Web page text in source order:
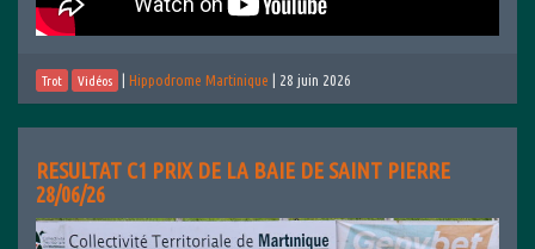
Trot Vidéos Hippodrome Martinique 28 juin 2026
RESULTAT C1 PRIX DE LA BAIE DE SAINT PIERRE
28/06/26